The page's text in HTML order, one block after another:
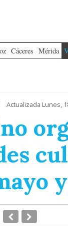
Cáceres Mérida
Actualizada Lunes,